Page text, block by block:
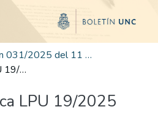
Edición 031/2025 del 11 de agosto de 2025
Licitación Pública LPU 19/2025
LPU 19/2025